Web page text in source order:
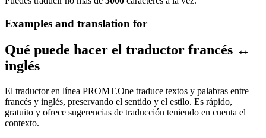
Examples and translation for
Qué puede hacer el traductor francés ↔
inglés
El traductor en línea PROMT.One traduce textos y palabras entre
francés y inglés, preservando el sentido y el estilo. Es rápido,
gratuito y ofrece sugerencias de traducción teniendo en cuenta el
contexto.